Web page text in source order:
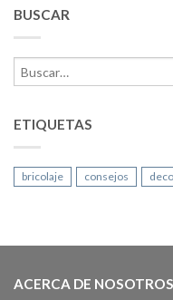
BUSCAR
ETIQUETAS
bricolaje consejos
ACERCA DE NOSOTROS